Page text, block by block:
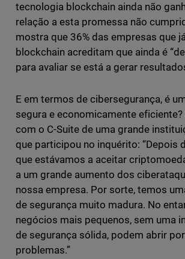
tecnologia blockchain ainda não
relação a esta promessa não
mostra que 36% das empresas que
blockchain acreditam que ainda é
para avaliar se está a gerar
E em termos de cibersegurança, é
segura e economicamente eficiente?
com o C-Suite de uma grande
que participou no inquérito: “Depois
que estávamos a aceitar
a um grande aumento dos
nossa empresa. Por sorte, temos
de segurança muito madura. No
negócios mais pequenos, sem uma
de segurança sólida, podem abrir
problemas.”